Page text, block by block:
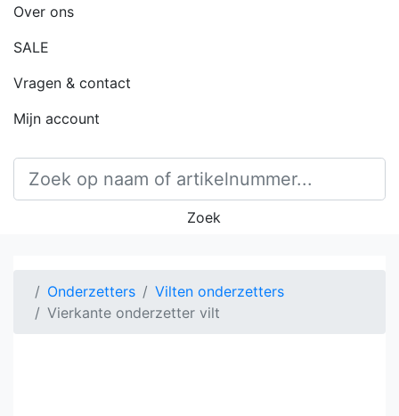
Over ons
SALE
Vragen & contact
Mijn account
Zoek
Onderzetters
Vilten onderzetters
Vierkante onderzetter vilt